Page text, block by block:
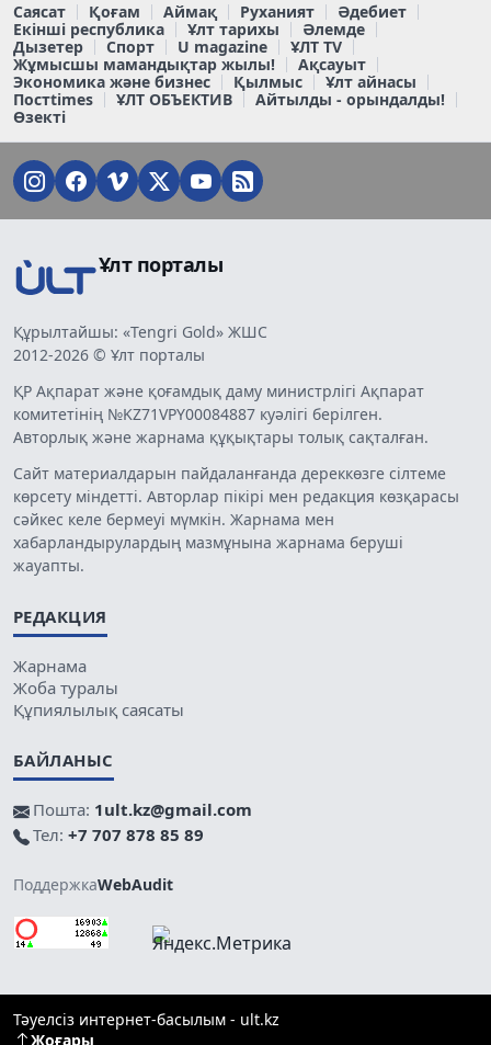
Саясат Қоғам Аймақ Руханият
Әдебиет
Екінші республика
Ұлт тарихы
Әлемде
Дызетер
Спорт U magazine
ҰЛТ TV
Жұмысшы мамандықтар жылы!
Ақсауыт
Экономика және бизнес
Қылмыс
Ұлт айнасы
Постtimes
ҰЛТ ОБЪЕКТИВ
Айтылды - орындалды!
Өзекті
Ұлт порталы
Құрылтайшы: «Tengri Gold» ЖШС
2012-2026 © Ұлт порталы
ҚР Ақпарат және қоғамдық даму министрлігі Ақпарат
комитетінің №KZ71VPY00084887 куәлігі берілген.
Авторлық және жарнама құқықтары толық сақталған.
Сайт материалдарын пайдаланғанда дереккөзге сілтеме
көрсету міндетті. Авторлар пікірі мен редакция көзқарасы
сәйкес келе бермеуі мүмкін. Жарнама мен
хабарландырулардың мазмұнына жарнама беруші
жауапты.
РЕДАКЦИЯ
Жарнама
Жоба туралы
Құпиялылық саясаты
БАЙЛАНЫС
Пошта: 1ult.kz@gmail.com
Тел: +7 707 878 85 89
ПоддержкаWebAudit
Тәуелсіз интернет-басылым - ult.kz
Жоғары